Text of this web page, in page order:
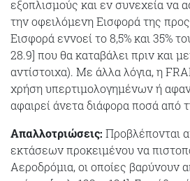
εξοπλισμούς και εν συνεχεία να
την οφειλόμενη Εισφορά της
Εισφορά εννοεί το 8,5% και 35%
28.9] που θα καταβάλει πριν και
αντίστοιχα). Με άλλα λόγια, η
χρήση υπερτιμολογημένων ή
αφαιρεί άνετα διάφορα ποσά από
Απαλλοτριώσεις: Προβλέπονται
εκτάσεων προκειμένου να
Αεροδρόμια, οι οποίες βαρύνουν